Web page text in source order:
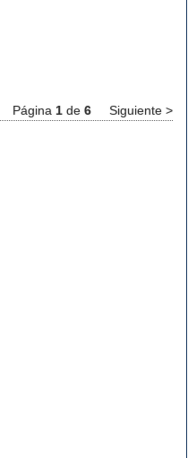
Página 1 de 6 Siguiente >